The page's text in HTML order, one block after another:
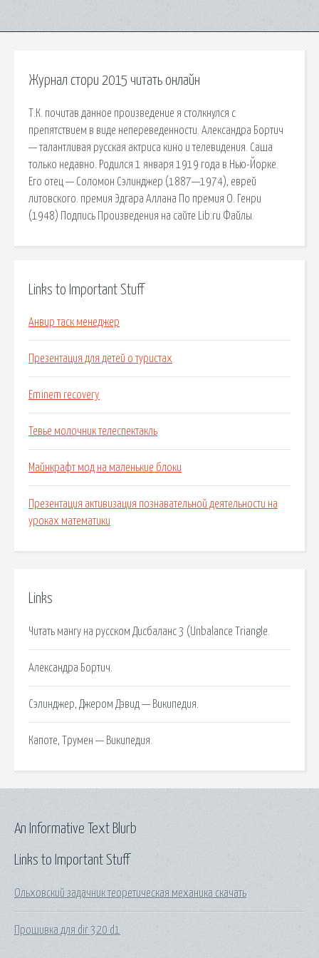
Журнал стори 2015 читать онлайн
Т.К. почитав данное произведение я столкнулся с
препятствием в виде непереведенности. Александра Бортич
— талантливая русская актриса кино и телевидения. Саша
только недавно. Родился 1 января 1919 года в Нью-Йорке.
Его отец — Соломон Сэлинджер (1887—1974), еврей
литовского. премия Эдгара Аллана По премия О. Генри
(1948) Подпись Произведения на сайте Lib.ru Файлы.
Links to Important Stuff
Анвир таск менеджер
Презентация для детей о туристах
Eminem recovery
Тевье молочник телеспектакль
Майнкрафт мод на маленькие блоки
Презентация активизация познавательной деятельности на
уроках математики
Links
Читать мангу на русском Дисбаланс 3 (Unbalance Triangle.
Александра Бортич.
Сэлинджер, Джером Дэвид — Википедия.
Капоте, Трумен — Википедия.
Links to Important Stuff
Ольховский задачник теоретическая механика скачать
Прошивка для dir 320 d1
An Informative Text Blurb